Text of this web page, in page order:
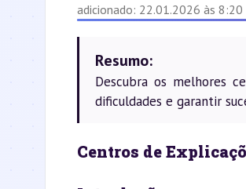
adicionado: 22.01.2026 às 8:20
Resumo:
Descubra os melhores
dificuldades e garantir
Centros de